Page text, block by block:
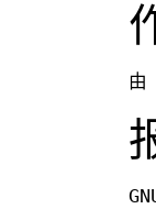
由